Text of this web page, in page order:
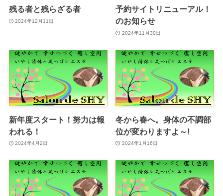
残る者と残らざる者
2024年12月11日
予約サイトリニューアル！
のお知らせ
2024年11月30日
新年度スタート！努力は報
われる！
2024年4月2日
冬から春へ。身体の不調部
位が変わりますよ～!
2024年1月16日